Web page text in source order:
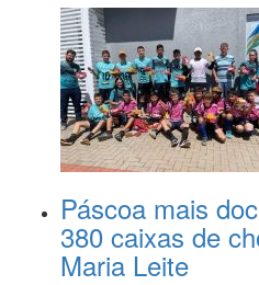
Páscoa mais
380 caixas de
Maria Leite